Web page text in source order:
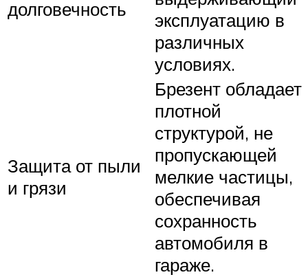
долговечность
эксплуатацию в
различных
условиях.
Защита от пыли
и грязи
Брезент обладает
плотной
структурой, не
пропускающей
мелкие частицы,
обеспечивая
сохранность
автомобиля в
гараже.